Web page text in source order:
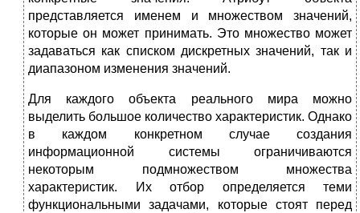
представляется именем и множеством значений,
которые он может принимать. Это множество может
задаваться как списком дискретных значений, так и
диапазоном изменения значений.
Для каждого объекта реального мира можно
выделить большое количество характеристик. Однако
в каждом конкретном случае создания
информационной системы ограничиваются
некоторым подмножеством множества
характеристик. Их отбор определяется теми
функциональными задачами, которые стоят перед